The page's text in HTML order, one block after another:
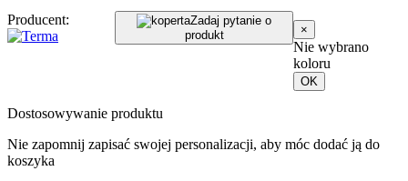
Producent:
Zadaj pytanie o
produkt
×
Nie wybrano
koloru
OK
Dostosowywanie produktu
Nie zapomnij zapisać swojej personalizacji, aby móc dodać ją do
koszyka